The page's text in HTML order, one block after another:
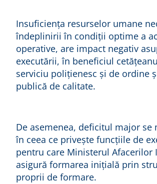
Insuficiența resurselor umane
îndeplinirii în condiții optime a
operative, are impact negativ
executării, în beneficiul
serviciu polițienesc și de ordine
publică de calitate.
De asemenea, deficitul major se
în ceea ce priveşte funcţiile de
pentru care Ministerul Afacerilor
asigură formarea inițială prin
proprii de formare.